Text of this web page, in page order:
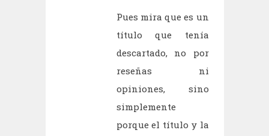
Pues mira que es un
título que tenía
descartado, no por
reseñas ni
opiniones, sino
simplemente
porque el título y la